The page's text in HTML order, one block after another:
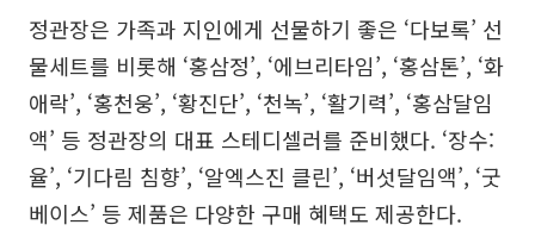
정관장은 가족과 지인에게 선물하기 좋은 ‘다보록’ 선
물세트를 비롯해 ‘홍삼정’, ‘에브리타임’, ‘홍삼톤’, ‘화
애락’, ‘홍천웅’, ‘황진단’, ‘천녹’, ‘활기력’, ‘홍삼달임
액’ 등 정관장의 대표 스테디셀러를 준비했다. ‘장수:
율’, ‘기다림 침향’, ‘알엑스진 클린’, ‘버섯달임액’, ‘굿
베이스’ 등 제품은 다양한 구매 혜택도 제공한다.